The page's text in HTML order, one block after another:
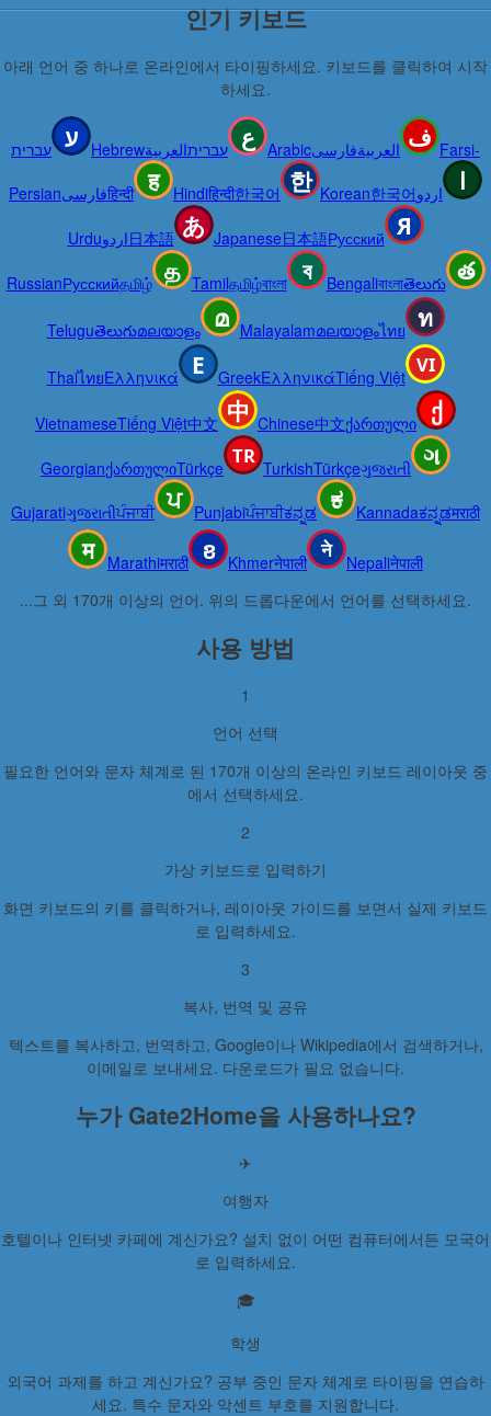
인기 키보드
아래 언어 중 하나로 온라인에서 타이핑하세요. 키보드를 클릭하여 시작
하세요.
עברית Hebrew עבריתالعربية Arabic العربيةفارسی
Farsi-
Persianفارسیहिन्दी Hindiहिन्दी한국어 Korean한국어اردو
Urduاردو日本語 Japanese日本語Русский
RussianРусскийதமிழ் Tamilதமிழ்বাংলা Bengaliবাংলাతెలుగు
Teluguతెలుగుമലയാളം Malayalamമലയാളംไทย
ThaiไทยΕλληνικά GreekΕλληνικάTiếng Việt
VietnameseTiếng Việt中文 Chinese中文ქართული
GeorgianქართულიTürkçe TurkishTürkçeગુજરાતી
Gujaratiગુજરાતીਪੰਜਾਬੀ Punjabiਪੰਜਾਬੀಕನ್ನಡ Kannadaಕನ್ನಡमराठी
Marathiमराठी Khmerनेपाली Nepaliनेपाली
...그 외 170개 이상의 언어. 위의 드롭다운에서 언어를 선택하세요.
사용 방법
1
언어 선택
필요한 언어와 문자 체계로 된 170개 이상의 온라인 키보드 레이아웃 중
에서 선택하세요.
2
가상 키보드로 입력하기
화면 키보드의 키를 클릭하거나, 레이아웃 가이드를 보면서 실제 키보드
로 입력하세요.
3
복사, 번역 및 공유
텍스트를 복사하고, 번역하고, Google이나 Wikipedia에서 검색하거나,
이메일로 보내세요. 다운로드가 필요 없습니다.
누가 Gate2Home을 사용하나요?
✈
여행자
호텔이나 인터넷 카페에 계신가요? 설치 없이 어떤 컴퓨터에서든 모국어
로 입력하세요.
🎓
학생
외국어 과제를 하고 계신가요? 공부 중인 문자 체계로 타이핑을 연습하
세요. 특수 문자와 악센트 부호를 지원합니다.